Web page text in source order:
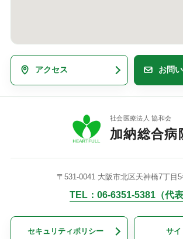
アクセス お問
社会医療法人 協和会
加納総合病
〒531-0041 大阪市北区天神橋7丁目
TEL：06-6351-5381（代表
セキュリティポリシー サイ